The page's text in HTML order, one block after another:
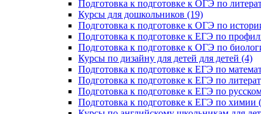
Подготовка к подготовке к ОГЭ по
Курсы для дошкольников (19)
Подготовка к подготовке к ОГЭ по
Подготовка к подготовке к ЕГЭ по
Подготовка к подготовке к ОГЭ по
Курсы по дизайну для детей для детей (4)
Подготовка к подготовке к ЕГЭ по
Подготовка к подготовке к ЕГЭ по
Подготовка к подготовке к ЕГЭ по
Подготовка к подготовке к ЕГЭ по химии